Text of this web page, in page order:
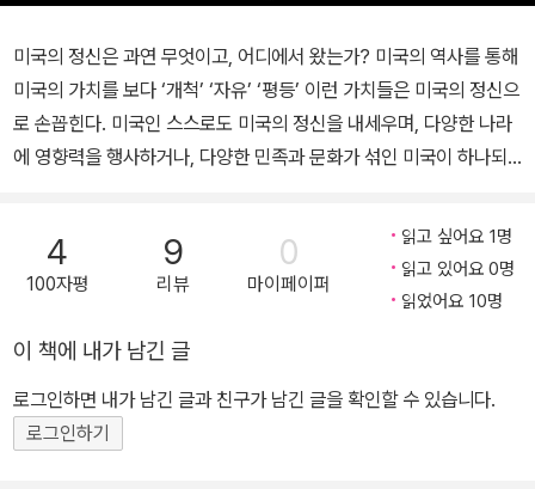
미국의 정신은 과연 무엇이고, 어디에서 왔는가? 미국의 역사를 통해
미국의 가치를 보다 ‘개척’ ‘자유’ ‘평등’ 이런 가치들은 미국의 정신으
로 손꼽힌다. 미국인 스스로도 미국의 정신을 내세우며, 다양한 나라
에 영향력을 행사하거나, 다양한 민족과 문화가 섞인 미국이 하나되
의 나라에 깊숙이 각인되어 있는 개념인 것이다. 그런 미국의 정신은
어디서 왔을까? 시작은 ‘순례의 조상들’부터 시작된다. 1620년 메이
플라워호를 타고 뉴잉글랜드로 건너온 청교도들에서 시작됐다. 그들
등을 골자로 한 ‘메이플라워호 서약’을 통해 자신들의 세계를 만들려
했다. 지금이야 풍족한 아메리카 대륙을 떠올리지만, 그들이 도착한
신대륙은 말 그대로 아무것도 없는 허허벌판에 가까웠다. 살아 남기
위해서는 추위, 배고픔과 싸워야 했다. 하지만, 그들은 자신만의 세계
4
100자평
9
리뷰
0
마이페이퍼
읽고 싶어요 1명
읽고 있어요 0명
읽었어요 10명
이 책에 내가 남긴 글
로그인하면 내가 남긴 글과 친구가 남긴 글을 확인할 수 있습니다.
로그인하기